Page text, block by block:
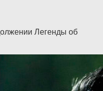
Легенды об